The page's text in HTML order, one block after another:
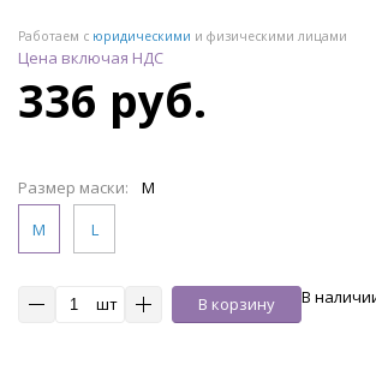
Работаем с юридическими и физическими лицами
Цена включая НДС
336 руб.
Размер маски:
M
M
L
шт В корзину В